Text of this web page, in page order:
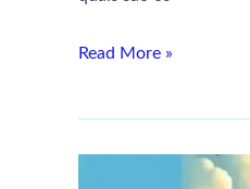
Read More »